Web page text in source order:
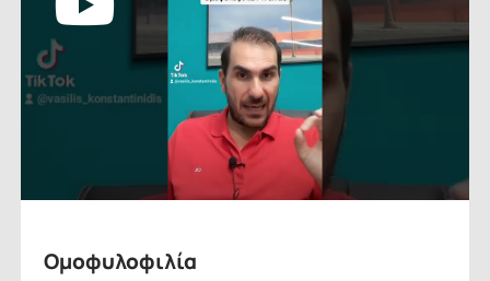
Ομοφυλοφιλία